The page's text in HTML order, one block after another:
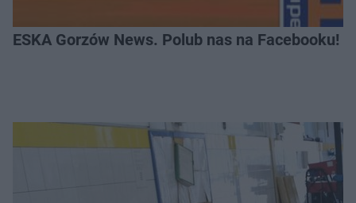
ESKA Gorzów News. Polub nas na Facebooku!